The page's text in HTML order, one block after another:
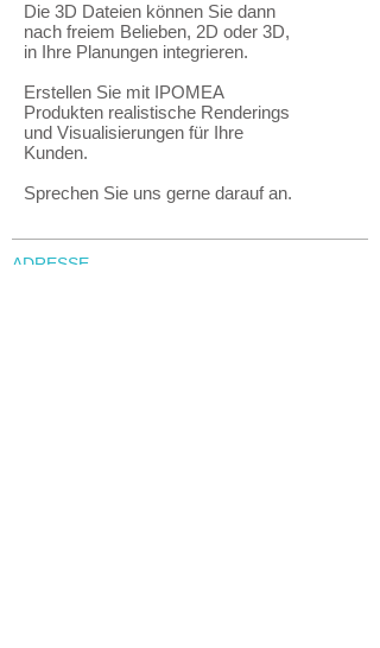
Die 3D Dateien können Sie dann
nach freiem Belieben, 2D oder 3D,
in Ihre Planungen integrieren.
Erstellen Sie mit IPOMEA
Produkten realistische Renderings
und Visualisierungen für Ihre
Kunden.
Sprechen Sie uns gerne darauf an.
ADRESSE